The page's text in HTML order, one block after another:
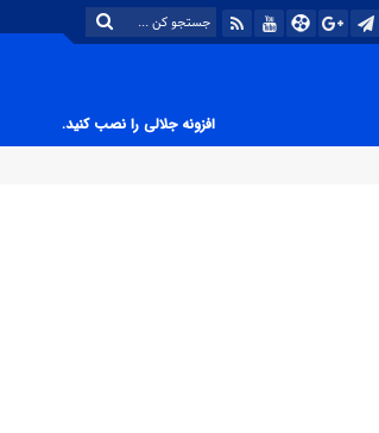
افزونه جلالی را نصب کنید.